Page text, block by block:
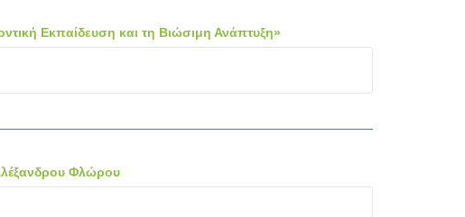
Εκπαίδευση και τη Βιώσιμη Ανάπτυξη»
Φλώρου